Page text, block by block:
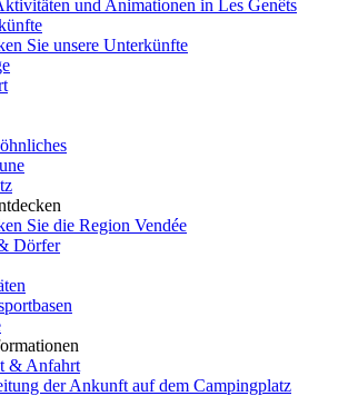
und Animationen in Les Genêts
Sie unsere Unterkünfte
Sie die Region Vendée
Dörfer
& Anfahrt
der Ankunft auf dem Campingplatz